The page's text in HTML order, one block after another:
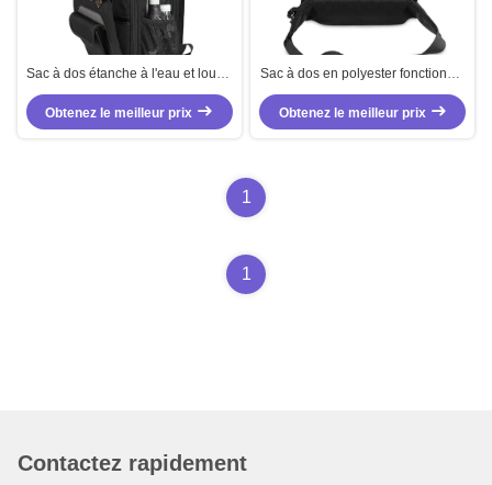
Sac à dos étanche à l'eau et lourd,
outil d'entretien interne amovible,
sac à dos doux moyen
Obtenez le meilleur prix
Sac à dos en polyester fonctionnel
à haute capacité de charge
Obtenez le meilleur prix
1
1
Contactez rapidement